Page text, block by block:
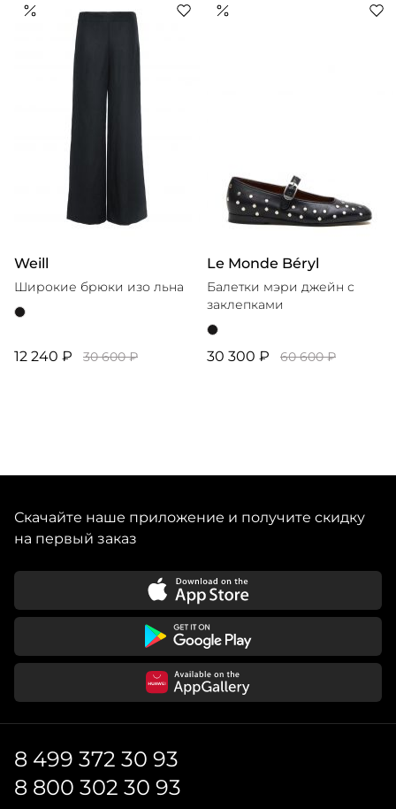
сертифицированные лен и хлопок. Большинство
изделий бренда производится в ограниченном
количестве и адресовано поклонницам «тихой
роскоши». Среди клиенток POSSE — Меган Маркл,
София Ричи, Лили Олдридж и многие другие звезды
Weill
Широкие брюки изо льна
12 240 ₽ 30 600 ₽
Le Monde Béryl
Балетки мэри джейн с
заклепками
30 300 ₽ 60 600 ₽
Скачайте наше приложение и получите скидку
на первый заказ
8 499 372 30 93
8 800 302 30 93